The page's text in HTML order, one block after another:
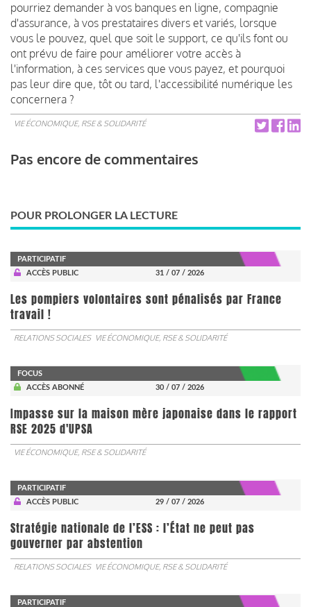
pourriez demander à vos banques en ligne, compagnie
d'assurance, à vos prestataires divers et variés, lorsque
vous le pouvez, quel que soit le support, ce qu'ils font ou
ont prévu de faire pour améliorer votre accès à
l'information, à ces services que vous payez, et pourquoi
pas leur dire que, tôt ou tard, l'accessibilité numérique les
concernera ?
VIE ÉCONOMIQUE, RSE & SOLIDARITÉ
Pas encore de commentaires
POUR PROLONGER LA LECTURE
PARTICIPATIF
ACCÈS PUBLIC
31 / 07 / 2026
Les pompiers volontaires sont pénalisés par France
travail !
RELATIONS SOCIALES VIE ÉCONOMIQUE, RSE & SOLIDARITÉ
FOCUS
ACCÈS ABONNÉ
30 / 07 / 2026
Impasse sur la maison mère japonaise dans le rapport
RSE 2025 d'UPSA
VIE ÉCONOMIQUE, RSE & SOLIDARITÉ
PARTICIPATIF
ACCÈS PUBLIC
29 / 07 / 2026
Stratégie nationale de l’ESS : l’État ne peut pas
gouverner par abstention
RELATIONS SOCIALES VIE ÉCONOMIQUE, RSE & SOLIDARITÉ
PARTICIPATIF